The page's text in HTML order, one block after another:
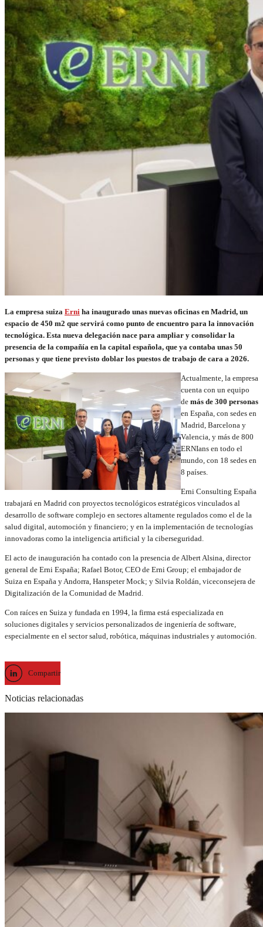
La empresa suiza Erni ha inaugurado unas nuevas oficinas en Madrid, un
espacio de 450 m2 que servirá como punto de encuentro para la innovación
tecnológica. Esta nueva delegación nace para ampliar y consolidar la
presencia de la compañía en la capital española, que ya contaba unas 50
personas y que tiene previsto doblar los puestos de trabajo de cara a 2026.
Actualmente, la empresa
cuenta con un equipo
de más de 300 personas
en España, con sedes en
Madrid, Barcelona y
Valencia, y más de 800
ERNIans en todo el
mundo, con 18 sedes en
8 países.
Erni Consulting España
trabajará en Madrid con proyectos tecnológicos estratégicos vinculados al
desarrollo de software complejo en sectores altamente regulados como el de la
salud digital, automoción y financiero; y en la implementación de tecnologías
innovadoras como la inteligencia artificial y la ciberseguridad.
El acto de inauguración ha contado con la presencia de Albert Alsina, director
general de Erni España; Rafael Botor, CEO de Erni Group; el embajador de
Suiza en España y Andorra, Hanspeter Mock; y Silvia Roldán, viceconsejera de
Digitalización de la Comunidad de Madrid.
Con raíces en Suiza y fundada en 1994, la firma está especializada en
soluciones digitales y servicios personalizados de ingeniería de software,
especialmente en el sector salud, robótica, máquinas industriales y automoción.
Compartir
Noticias relacionadas